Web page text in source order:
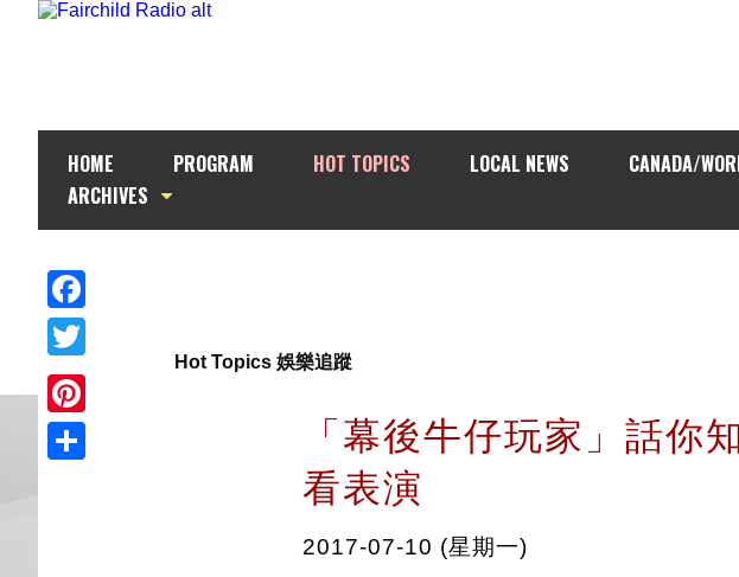
HOME PROGRAM HOT TOPICS LOCAL NEWS CANADA/
ARCHIVES
Facebook
Twitter
Pinterest
Hot Topics 娛樂追蹤
「幕後牛仔玩家」話你
看表演
2017-07-10 (星期一)